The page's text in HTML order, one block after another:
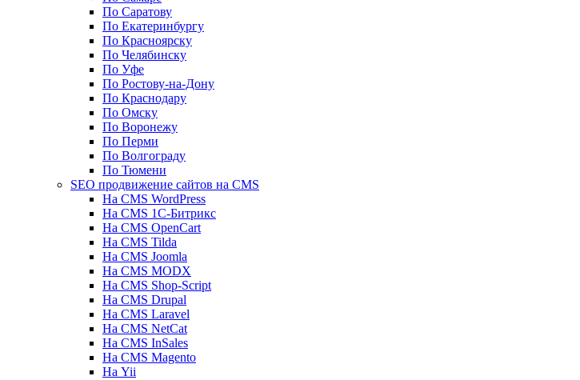
По Саратову
По Екатеринбургу
По Красноярску
По Челябинску
По Уфе
По Ростову-на-Дону
По Краснодару
По Омску
По Воронежу
По Перми
По Волгограду
По Тюмени
SEO продвижение сайтов на CMS
На CMS WordPress
На CMS 1С-Битрикс
На CMS OpenCart
На CMS Tilda
На CMS Joomla
На CMS MODX
На CMS Shop-Script
На CMS Drupal
На CMS Laravel
На CMS NetCat
На CMS InSales
На CMS Magento
На Yii